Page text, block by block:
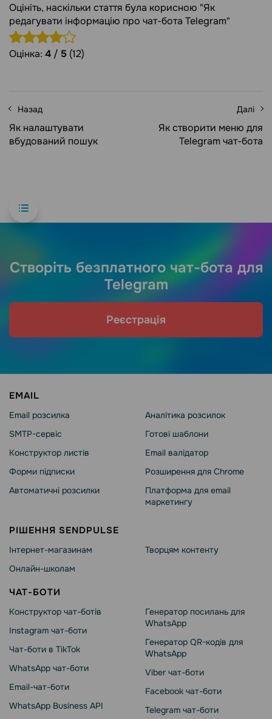
Оцініть, наскільки стаття була корисною "Як
редагувати інформацію про чат-бота Telegram"
Оцінка: 4 / 5 (12)
Назад
Як налаштувати
вбудований пошук
Далі
Як створити меню для
Telegram чат-бота
Створіть безплатного чат-бота для
Telegram
Реєстрація
EMAIL
Email розсилка
SMTP-сервіс
Конструктор листів
Форми підписки
Автоматичні розсилки
Аналітика розсилок
Готові шаблони
Email валідатор
Розширення для Chrome
Платформа для email
маркетингу
РІШЕННЯ SENDPULSE
Інтернет-магазинам
Онлайн-школам
Творцям контенту
ЧАТ-БОТИ
Конструктор чат-ботів
Instagram чат-боти
Чат-боти в TikTok
WhatsApp чат-боти
Email-чат-боти
WhatsApp Business API
Генератор посилань для
WhatsApp
Генератор QR-кодів для
WhatsApp
Viber чат-боти
Facebook чат-боти
Telegram чат-боти